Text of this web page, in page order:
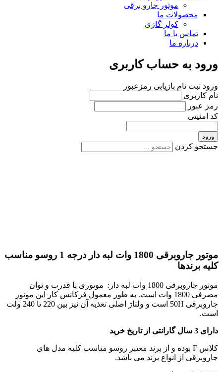
موتور جارو برقی
محصولات ما
کولر گازی
تماس با ما
درباره ما
ورود به حساب کاربری
ورود ثبت نام بازیابی رمزعبور
نام کاربری
رمز عبور
کد امنیتی
ورود
جستجو کردن
موتور جاروبرقی 1800 وات لبه دار درجه 1 روسو مناسب
کلیه برندها
موتور جاروبرقی 1800 وات لبه دار: موتوری با قدرت و توان
مصرفی 1800 وات است. به طور معمول فرکانس کار این موتور
جاروبرقی 50H است و ولتاژ اصلی تغذیه آن نیز بین 220 تا 240 ولت
است.
دارای 3 سال گارانتی از تاریخ خرید
کلاس F بوده و از برند معتبر روسو مناسب کلیه مدل های
جاروبرقی از انواع برند می باشد.